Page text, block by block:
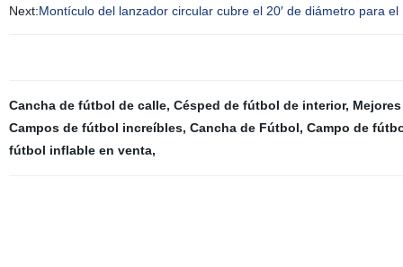
Next:Montículo del lanzador circular cubre el 20′ de diámetro para
Cancha de fútbol de calle, Césped de fútbol de interior,
Campos de fútbol increíbles, Cancha de Fútbol, Campo de
fútbol inflable en venta,